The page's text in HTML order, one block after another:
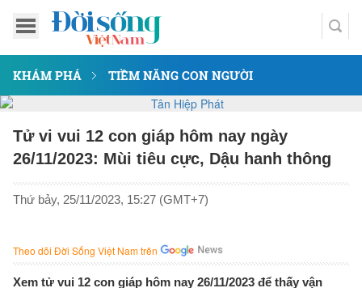
KHÁM PHÁ TIỀM NĂNG CON NGƯỜI
Tử vi vui 12 con giáp hôm nay ngày
26/11/2023: Mùi tiêu cực, Dậu hanh thông
Thứ bảy, 25/11/2023, 15:27 (GMT+7)
Theo dõi Đời Sống Việt Nam trên
Xem tử vui 12 con giáp hôm nay 26/11/2023 để thấy vận